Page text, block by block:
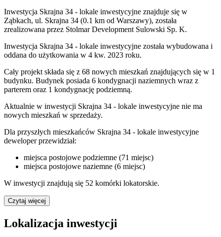
Inwestycja Skrajna 34 - lokale inwestycyjne znajduje się w
Ząbkach, ul. Skrajna 34 (0.1 km od Warszawy), została
zrealizowana przez Stolmar Development Sulowski Sp. K.
Inwestycja Skrajna 34 - lokale inwestycyjne została wybudowana i
oddana do użytkowania w 4 kw. 2023 roku.
Cały projekt składa się z 68 nowych mieszkań znajdujących się w 1
budynku. Budynek posiada 6 kondygnacji naziemnych wraz z
parterem oraz 1 kondygnację podziemną.
Aktualnie w inwestycji Skrajna 34 - lokale inwestycyjne nie ma
nowych mieszkań w sprzedaży.
Dla przyszłych mieszkańców Skrajna 34 - lokale inwestycyjne
deweloper przewidział:
miejsca postojowe podziemne (71 miejsc)
miejsca postojowe naziemne (6 miejsc)
W inwestycji znajdują się 52 komórki lokatorskie.
Czytaj więcej
Lokalizacja inwestycji